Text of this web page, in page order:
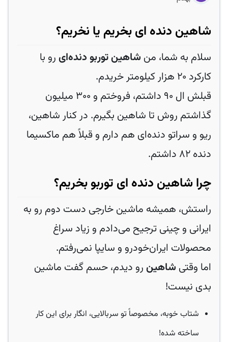
شاهین دنده ای بخریم یا نخریم؟
سلام به شما، منشاهین توربو دنده‌ای رو با
کارکرد ۲۰ هزار کیلومتر خریدم.
قبلش ال ۹۰ داشتم، فروختم و ۳۰۰ میلیون
گذاشتم روش تا شاهین بگیرم. در کنار شاهین،
ریو و سراتو دنده‌ای هم دارم و قبلاً هم ماکسیما
دنده ۸۲ داشتم.
چرا شاهین دنده ای توربو بخریم؟
راستش، همیشه ماشین خارجی دست دوم رو به
ایرانی و چینی ترجیح می‌دادم و زیاد سراغ
محصولات ایران‌خودرو و سایپا نمی‌رفتم.
اما وقتیشاهین رو دیدم، حسم گفت ماشین
بدی نیست!
شتاب خوبه، مخصوصاً تو سربالایی، انگار برای این کار
ساخته شده!